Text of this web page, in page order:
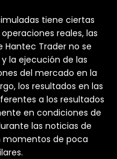
tiene ciertas
reales, las
Hantec Trader no se
la ejecución de las
del mercado en la
los resultados en las
a los resultados
en condiciones de
las noticias de
de poca